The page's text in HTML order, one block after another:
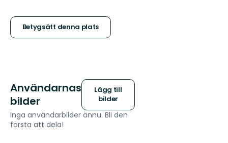
stjärnor
Betygsätt denna plats
Användarnas
bilder
Lägg till
bilder
Inga användarbilder ännu. Bli den
första att dela!